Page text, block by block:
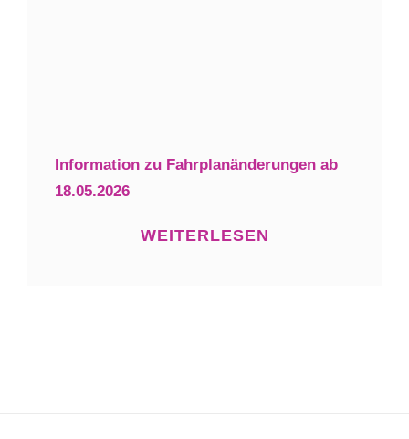
Information zu Fahrplanänderungen ab
18.05.2026
WEITERLESEN